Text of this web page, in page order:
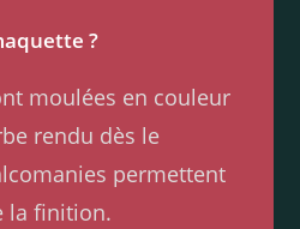
?
moulées en couleur
rendu dès le
permettent
la finition.